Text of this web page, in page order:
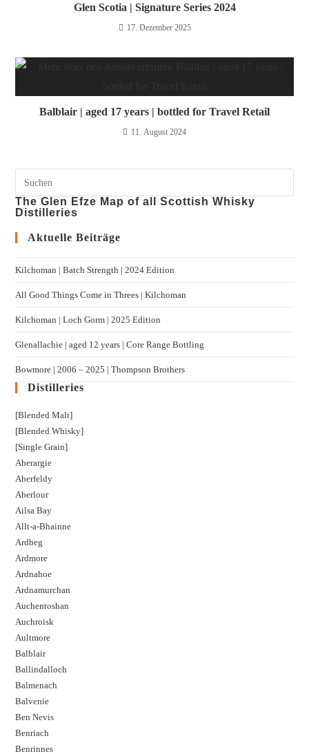
Glen Scotia | Signature Series 2024
17. Dezember 2025
Balblair | aged 17 years | bottled for Travel Retail
11. August 2024
The Glen Efze Map of all Scottish Whisky
Distilleries
Aktuelle Beiträge
Kilchoman | Batch Strength | 2024 Edition
All Good Things Come in Threes | Kilchoman
Kilchoman | Loch Gorm​ | 2025 Edition
Glenallachie | aged 12 years | Core Range Bottling
Bowmore | 2006 – 2025 | Thompson Brothers
Distilleries
[Blended Malt]
[Blended Whisky]
[Single Grain]
Aberargie
Aberfeldy
Aberlour
Ailsa Bay
Allt-a-Bhainne
Ardbeg
Ardmore
Ardnahoe
Ardnamurchan
Auchentoshan
Auchroisk
Aultmore
Balblair
Ballindalloch
Balmenach
Balvenie
Ben Nevis
Benriach
Benrinnes